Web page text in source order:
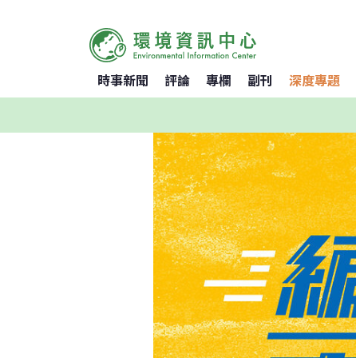
時事新聞 評論 專欄 副刊 深度專題